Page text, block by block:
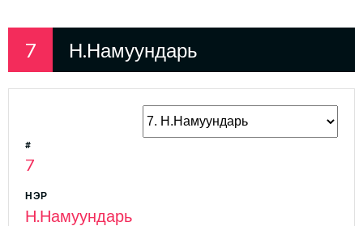
7 Н.Намуундарь
#
7
НЭР
Н.Намуундарь